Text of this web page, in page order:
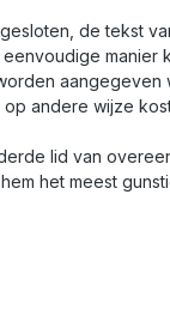
de tekst
manier
aangegeven
andere wijze
lid van
het meest